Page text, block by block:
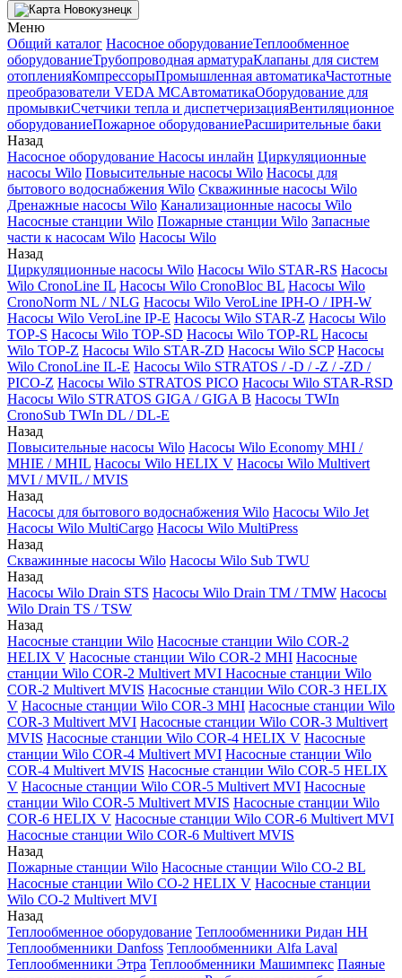
Новокузнецк
Меню
Общий каталог Насосное оборудованиеТеплообменное
оборудованиеТрубопроводная арматураКлапаны для систем
отопленияКомпрессорыПромышленная автоматикаЧастотные
преобразователи VEDA MCАвтоматикаОборудование для
промывкиСчетчики тепла и диспетчеризацияВентиляционное
оборудованиеПожарное оборудованиеРасширительные баки
Назад
Насосное оборудование Насосы инлайн Циркуляционные
насосы Wilo Повысительные насосы Wilo Насосы для
бытового водоснабжения Wilo Скважинные насосы Wilo
Дренажные насосы Wilo Канализационные насосы Wilo
Насосные станции Wilo Пожарные станции Wilo Запасные
части к насосам Wilo Насосы Wilo
Назад
Циркуляционные насосы Wilo Насосы Wilo STAR-RS Насосы
Wilo CronoLine IL Насосы Wilo CronoBloc BL Насосы Wilo
CronoNorm NL / NLG Насосы Wilo VeroLine IPH-O / IPH-W
Насосы Wilo VeroLine IP-E Насосы Wilo STAR-Z Насосы Wilo
TOP-S Насосы Wilo TOP-SD Насосы Wilo TOP-RL Насосы
Wilo TOP-Z Насосы Wilo STAR-ZD Насосы Wilo SCP Насосы
Wilo CronoLine IL-E Насосы Wilo STRATOS / -D / -Z / -ZD /
PICO-Z Насосы Wilo STRATOS PICO Насосы Wilo STAR-RSD
Насосы Wilo STRATOS GIGA / GIGA B Насосы TWIn
CronoSub TWIn DL / DL-E
Назад
Повысительные насосы Wilo Насосы Wilo Economy MHI /
MHIE / MHIL Насосы Wilo HELIX V Насосы Wilo Multivert
MVI / MVIL / MVIS
Назад
Насосы для бытового водоснабжения Wilo Насосы Wilo Jet
Насосы Wilo MultiCargo Насосы Wilo MultiPress
Назад
Скважинные насосы Wilo Насосы Wilo Sub TWU
Назад
Насосы Wilo Drain STS Насосы Wilo Drain TM / TMW Насосы
Wilo Drain TS / TSW
Назад
Насосные станции Wilo Насосные станции Wilo COR-2
HELIX V Насосные станции Wilo COR-2 MHI Насосные
станции Wilo COR-2 Multivert MVI Насосные станции Wilo
COR-2 Multivert MVIS Насосные станции Wilo COR-3 HELIX
V Насосные станции Wilo COR-3 MHI Насосные станции Wilo
COR-3 Multivert MVI Насосные станции Wilo COR-3 Multivert
MVIS Насосные станции Wilo COR-4 HELIX V Насосные
станции Wilo COR-4 Multivert MVI Насосные станции Wilo
COR-4 Multivert MVIS Насосные станции Wilo COR-5 HELIX
V Насосные станции Wilo COR-5 Multivert MVI Насосные
станции Wilo COR-5 Multivert MVIS Насосные станции Wilo
COR-6 HELIX V Насосные станции Wilo COR-6 Multivert MVI
Насосные станции Wilo COR-6 Multivert MVIS
Назад
Пожарные станции Wilo Насосные станции Wilo CO-2 BL
Насосные станции Wilo CO-2 HELIX V Насосные станции
Wilo CO-2 Multivert MVI
Назад
Теплообменное оборудование Теплообменники Ридан НН
Теплообменники Danfoss Теплообменники Alfa Laval
Теплообменники Этра Теплообменники Машимпекс Паяные